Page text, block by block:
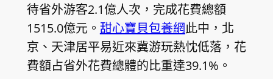
待省外游客2.1億人次，完成花費總額
1515.0億元。 甜心寶貝包養網此中，北
京、天津居平易近來冀游玩熱忱低落，花
費額占省外花費總體的比重達39.1%。